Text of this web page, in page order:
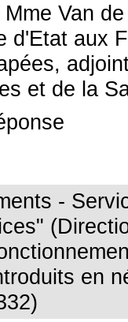
Van
d'Etat aux
et de la
-
en